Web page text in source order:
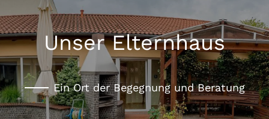
Unser Elternhaus
Ein Ort der Begegnung und Beratung